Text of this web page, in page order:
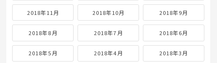
2018年11月 2018年10月 2018年9月
2018年8月 2018年7月 2018年6月
2018年5月 2018年4月 2018年3月